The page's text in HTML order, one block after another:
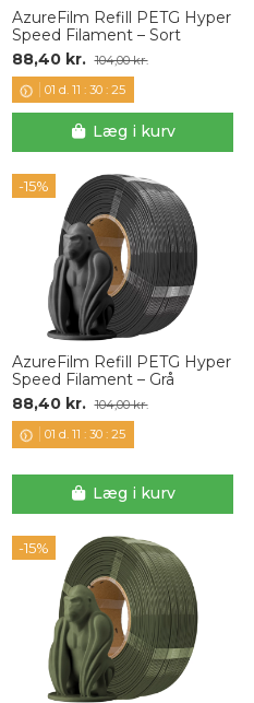
AzureFilm Refill PETG Hyper
Speed Filament – Sort
88,40 kr. 104,00 kr.
01 d. 11 : 30: 24
Læg i kurv
-15%
AzureFilm Refill PETG Hyper
Speed Filament – Grå
88,40 kr. 104,00 kr.
01 d. 11 : 30: 24
Læg i kurv
-15%